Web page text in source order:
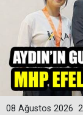
08 Ağustos 2026